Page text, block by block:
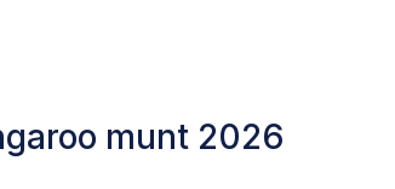
munt 2026